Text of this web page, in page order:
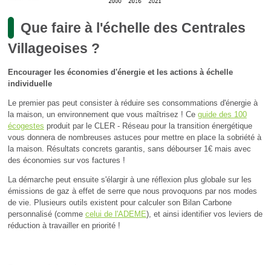
Que faire à l'échelle des Centrales
Villageoises ?
Encourager les économies d'énergie et les actions à échelle
individuelle
Le premier pas peut consister à réduire ses consommations d'énergie à
la maison, un environnement que vous maîtrisez ! Ce guide des 100
écogestes produit par le CLER - Réseau pour la transition énergétique
vous donnera de nombreuses astuces pour mettre en place la sobriété à
la maison. Résultats concrets garantis, sans débourser 1€ mais avec
des économies sur vos factures !
La démarche peut ensuite s'élargir à une réflexion plus globale sur les
émissions de gaz à effet de serre que nous provoquons par nos modes
de vie. Plusieurs outils existent pour calculer son Bilan Carbone
personnalisé (comme celui de l'ADEME), et ainsi identifier vos leviers de
réduction à travailler en priorité !